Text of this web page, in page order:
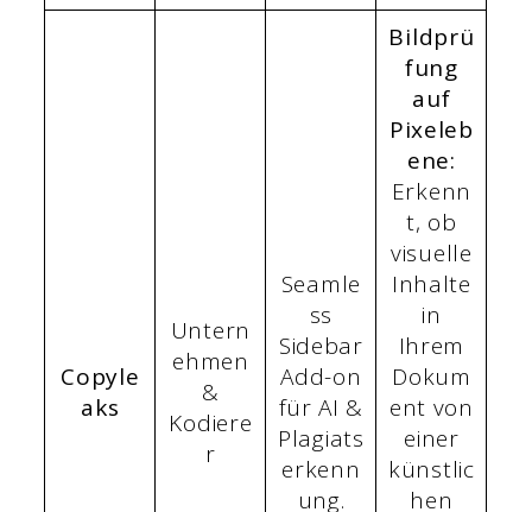
Copyle
aks
Untern
ehmen
&
Kodiere
r
Seamle
ss
Sidebar
Add-on
für AI &
Plagiats
erkenn
ung.
Bildprü
fung
auf
Pixeleb
ene:
Erkenn
t, ob
visuelle
Inhalte
in
Ihrem
Dokum
ent von
einer
künstlic
hen